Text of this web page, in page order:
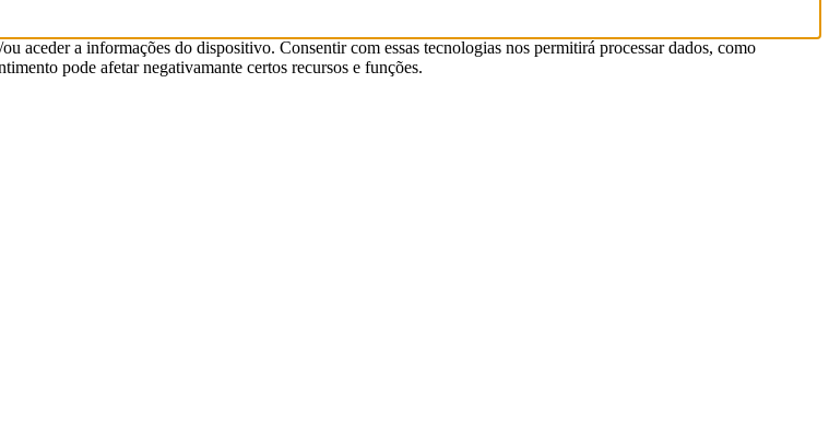
aceder a informações do dispositivo. Consentir com essas tecnologias nos permitirá processar dados, como
pode afetar negativamante certos recursos e funções.